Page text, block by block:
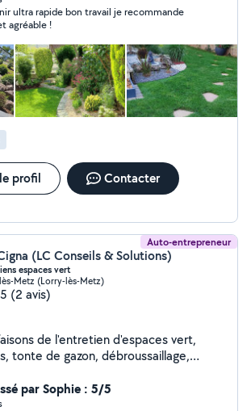
ultra rapide bon travail je recommande
agréable !
profil Contacter
Auto-entrepreneur
(LC Conseils & Solutions)
espaces vert
Metz (Lorry-lès-Metz)
(2 avis)
tonte de gazon, débroussaillage,
par Sophie : 5/5